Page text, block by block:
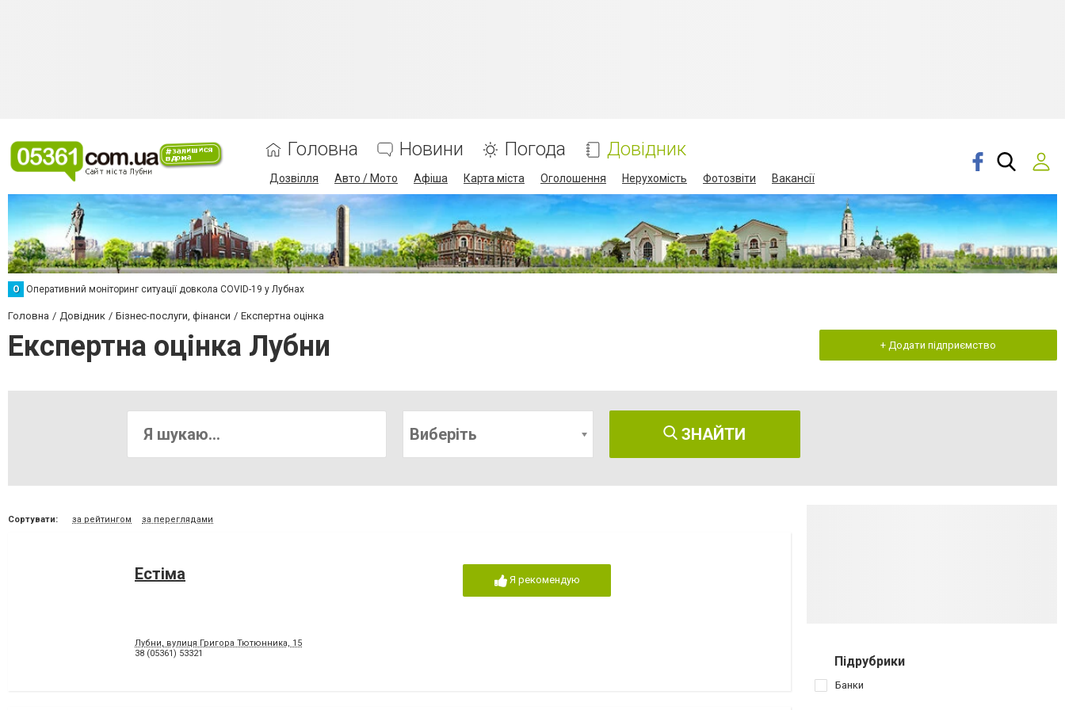
Головна Новини Погода Довідник
Дозвілля Авто / Мото Афіша Карта міста Оголошення Нерухомість Фотозвіти Вакансії
О Оперативний моніторинг ситуації довкола COVID-19 у Лубнах
Головна Довідник Бізнес-послуги, фінанси Експертна оцінка
Експертна оцінка Лубни + Додати підприємство
Виберіть ЗНАЙТИ
Сортувати: за рейтингом за переглядами
Естіма
Лубни, вулиця Григора Тютюнника, 15
38 (05361) 53321
Я рекомендую
Підрубрики
Банки